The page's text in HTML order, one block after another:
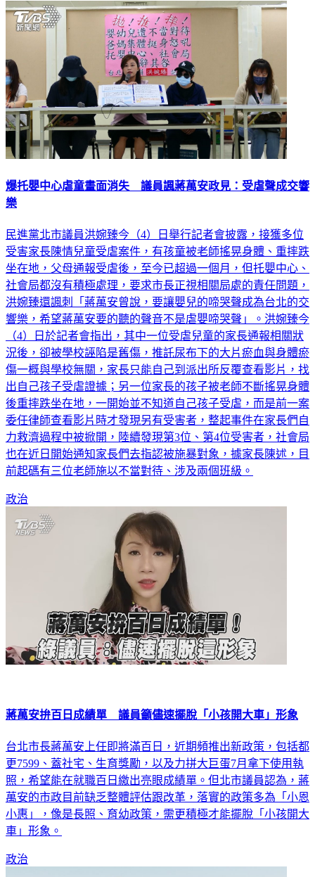
爆托嬰中心虐童畫面消失 議員諷蔣萬安政見：受虐聲成交響
樂
民進黨北市議員洪婉臻今（4）日舉行記者會披露，接獲多位
受害家長陳情兒童受虐案件，有孩童被老師搖晃身體、重摔跌
坐在地，父母通報受虐後，至今已超過一個月，但托嬰中心、
社會局都沒有積極處理，要求市長正視相關局處的責任問題，
洪婉臻還諷刺「蔣萬安曾說，要讓嬰兒的啼哭聲成為台北的交
響樂，希望蔣萬安要的聽的聲音不是虐嬰啼哭聲」。洪婉臻今
（4）日於記者會指出，其中一位受虐兒童的家長通報相關狀
況後，卻被學校誣陷是舊傷，推託尿布下的大片瘀血與身體瘀
傷一概與學校無關，家長只能自己到派出所反覆查看影片，找
出自己孩子受虐證據；另一位家長的孩子被老師不斷搖晃身體
後重摔跌坐在地，一開始並不知道自己孩子受虐，而是前一案
委任律師查看影片時才發現另有受害者，整起事件在家長們自
力救濟過程中被掀開，陸續發現第3位、第4位受害者，社會局
也在近日開始通知家長們去指認被施暴對象，據家長陳述，目
前起碼有三位老師施以不當對待、涉及兩個班級。
政治
蔣萬安拚百日成績單 議員籲儘速擺脫「小孩開大車」形象
台北市長蔣萬安上任即將滿百日，近期頻推出新政策，包括都
更7599、蓋社宅、生育獎勵，以及力拼大巨蛋7月拿下使用執
照，希望能在就職百日繳出亮眼成績單。但北市議員認為，蔣
萬安的市政目前缺乏整體評估跟改革，落實的政策多為「小恩
小惠」，像是長照、育幼政策，需更積極才能擺脫「小孩開大
車」形象。
政治